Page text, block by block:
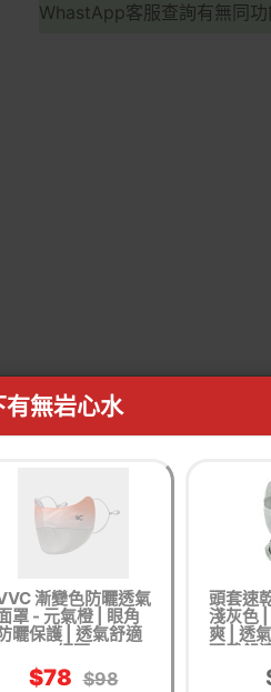
WhastApp客服查詢有無同
無岩心水
漸變色防曬透氣
罩 - 元氣橙 | 眼角
曬保護 | 透氣舒適
網面
$78 $98
頭套速
淺灰色
爽 | 透
配戴舒
能防護